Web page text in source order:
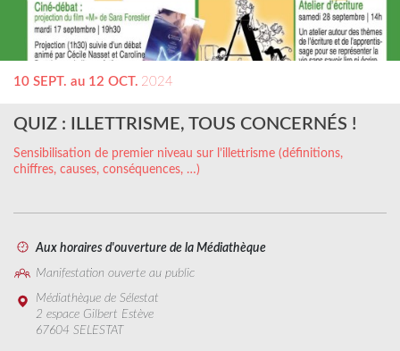
10 SEPT. au 12 OCT. 2024
QUIZ : ILLETTRISME, TOUS CONCERNÉS !
Sensibilisation de premier niveau sur l’illettrisme (définitions,
chiffres, causes, conséquences, …)
Aux horaires d'ouverture de la Médiathèque
Manifestation ouverte au public
Médiathèque de Sélestat
2 espace Gilbert Estève
67604 SELESTAT